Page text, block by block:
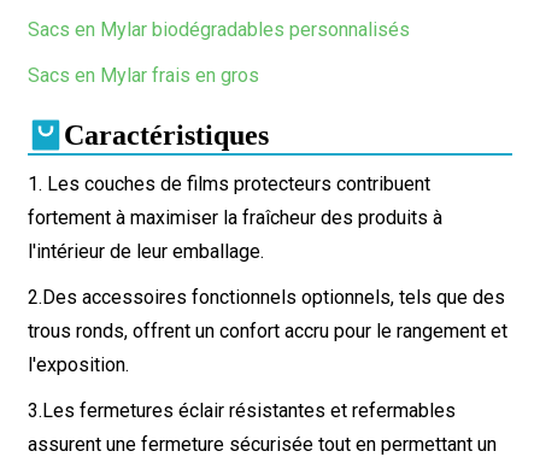
Sacs en Mylar biodégradables personnalisés
Sacs en Mylar frais en gros
Caractéristiques
1. Les couches de films protecteurs contribuent
fortement à maximiser la fraîcheur des produits à
l'intérieur de leur emballage.
2.Des accessoires fonctionnels optionnels, tels que des
trous ronds, offrent un confort accru pour le rangement et
l'exposition.
3.Les fermetures éclair résistantes et refermables
assurent une fermeture sécurisée tout en permettant un